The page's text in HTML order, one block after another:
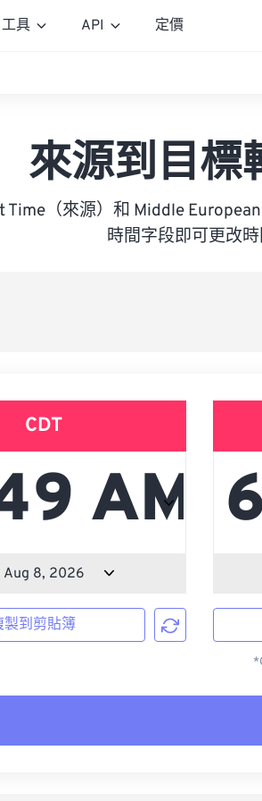
工具 API 定價
來源到目標
Time（來源）和 Middle
時間字段即可更改時
CDT
製到剪貼簿